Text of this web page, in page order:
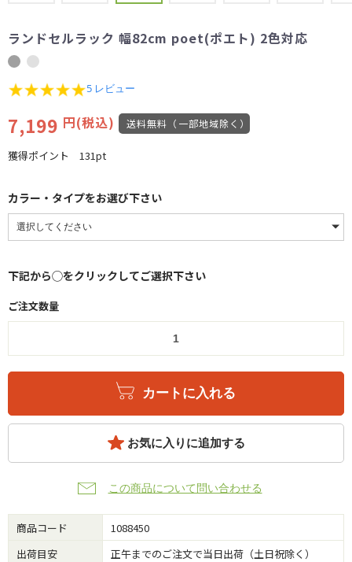
ランドセルラック 幅82cm poet(ポエト) 2色対応
4.8
rating
5 レビュー
7,199 円(税込) 送料無料（一部地域除く）
獲得ポイント 131pt
カラー・タイプをお選び下さい
下記から◯をクリックしてご選択下さい
ご注文数量
カートに入れる
お気に入りに追加する
この商品について問い合わせる
商品コード
1088450
出荷目安
正午までのご注文で当日出荷（土日祝除く）